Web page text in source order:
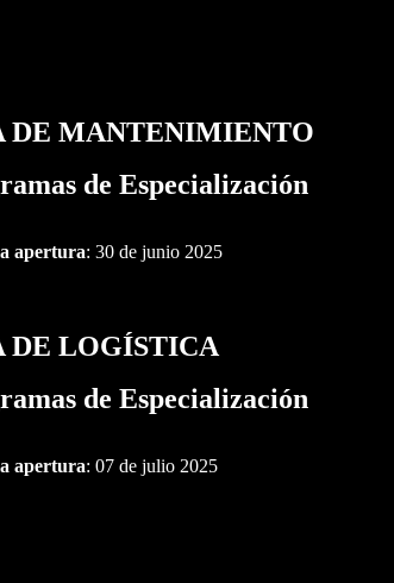
DE MANTENIMIENTO
de Especialización
apertura: 30 de junio 2025
DE LOGÍSTICA
de Especialización
apertura: 07 de julio 2025